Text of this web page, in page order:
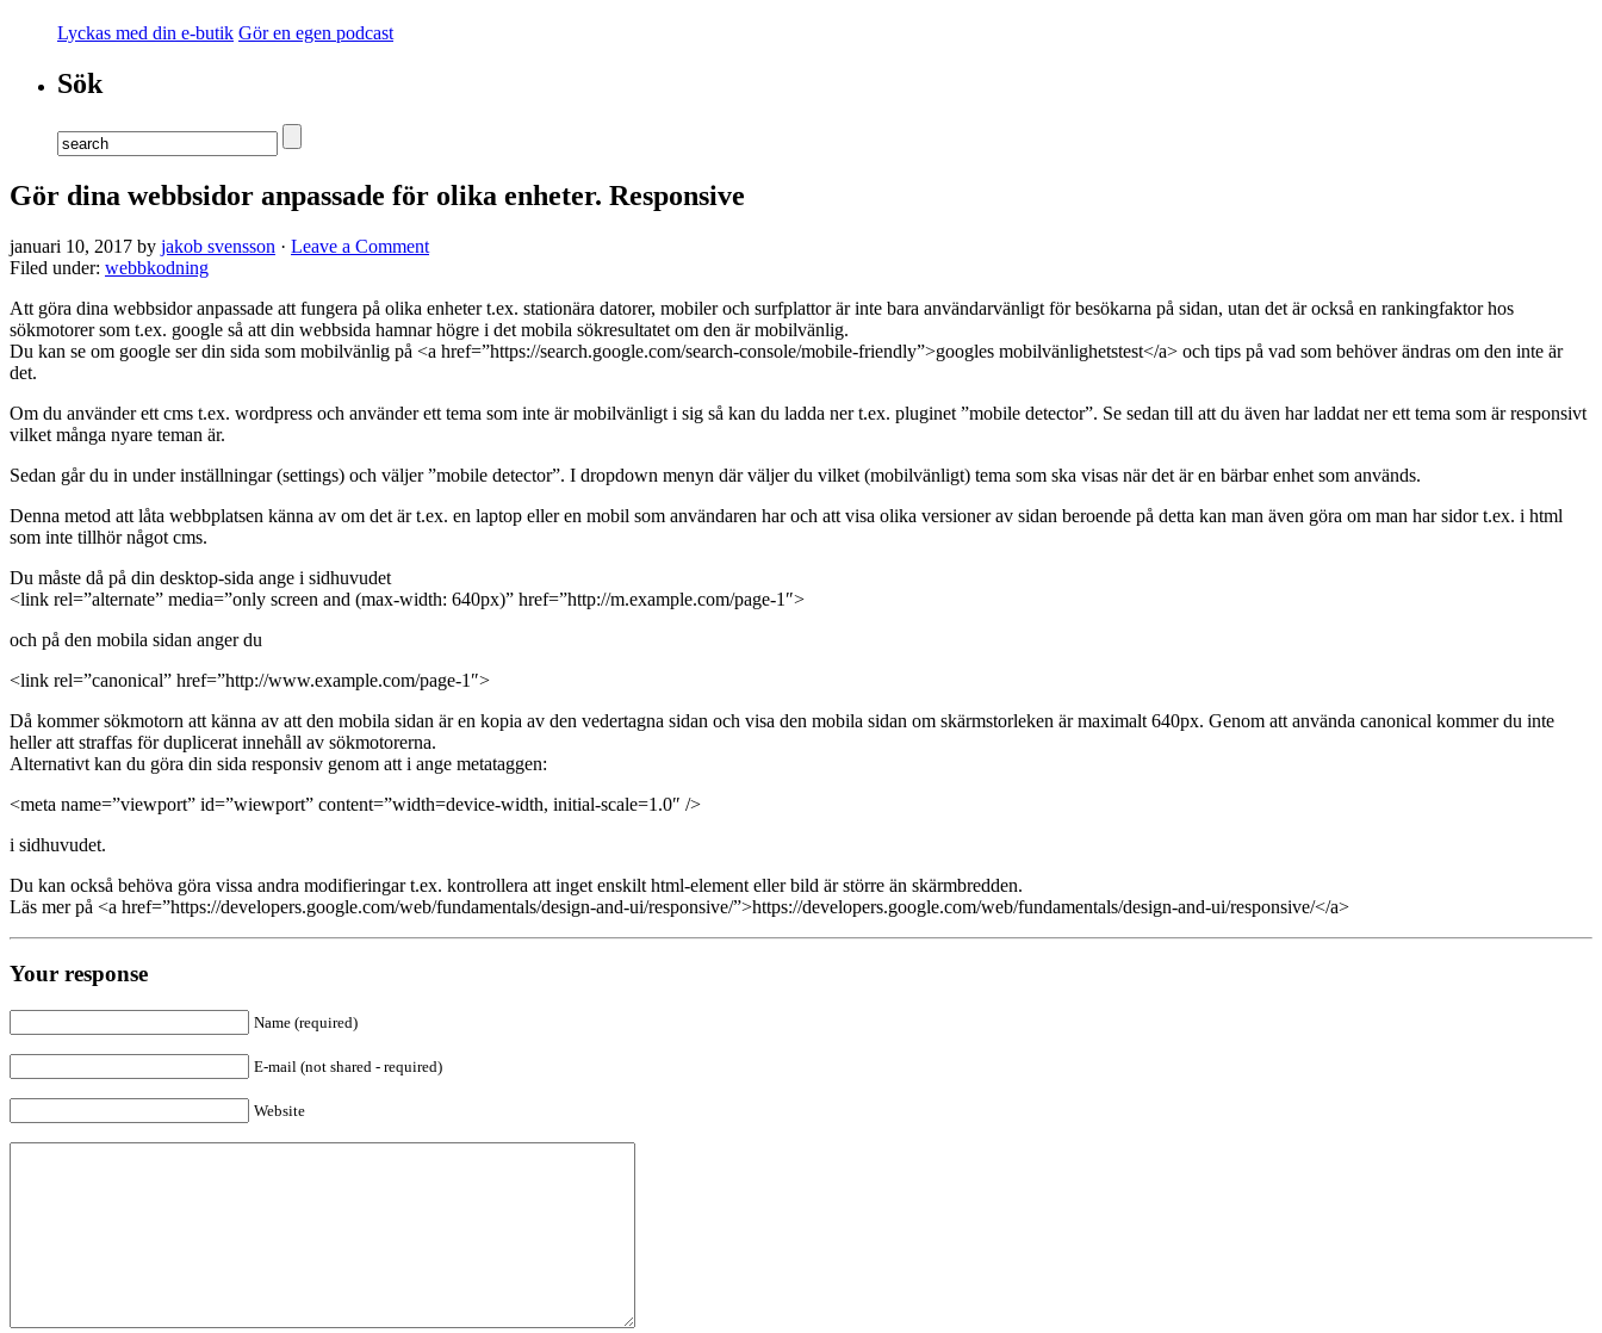
Lyckas med din e-butik Gör en egen podcast
Sök
Gör dina webbsidor anpassade för olika enheter. Responsive
januari 10, 2017 by jakob svensson · Leave a Comment
Filed under: webbkodning
Att göra dina webbsidor anpassade att fungera på olika enheter t.ex. stationära datorer, mobiler och surfplattor är inte bara användarvänligt för besökarna på sidan, utan det är också en rankingfaktor hos
sökmotorer som t.ex. google så att din webbsida hamnar högre i det mobila sökresultatet om den är mobilvänlig.
Du kan se om google ser din sida som mobilvänlig på <a href=”https://search.google.com/search-console/mobile-friendly”>googles mobilvänlighetstest</a> och tips på vad som behöver ändras om den inte är
det.
Om du använder ett cms t.ex. wordpress och använder ett tema som inte är mobilvänligt i sig så kan du ladda ner t.ex. pluginet ”mobile detector”. Se sedan till att du även har laddat ner ett tema som är responsivt
vilket många nyare teman är.
Sedan går du in under inställningar (settings) och väljer ”mobile detector”. I dropdown menyn där väljer du vilket (mobilvänligt) tema som ska visas när det är en bärbar enhet som används.
Denna metod att låta webbplatsen känna av om det är t.ex. en laptop eller en mobil som användaren har och att visa olika versioner av sidan beroende på detta kan man även göra om man har sidor t.ex. i html
som inte tillhör något cms.
Du måste då på din desktop-sida ange i sidhuvudet
<link rel=”alternate” media=”only screen and (max-width: 640px)” href=”http://m.example.com/page-1″>
och på den mobila sidan anger du
<link rel=”canonical” href=”http://www.example.com/page-1″>
Då kommer sökmotorn att känna av att den mobila sidan är en kopia av den vedertagna sidan och visa den mobila sidan om skärmstorleken är maximalt 640px. Genom att använda canonical kommer du inte
heller att straffas för duplicerat innehåll av sökmotorerna.
Alternativt kan du göra din sida responsiv genom att i ange metataggen:
<meta name=”viewport” id=”wiewport” content=”width=device-width, initial-scale=1.0″ />
i sidhuvudet.
Du kan också behöva göra vissa andra modifieringar t.ex. kontrollera att inget enskilt html-element eller bild är större än skärmbredden.
Läs mer på <a href=”https://developers.google.com/web/fundamentals/design-and-ui/responsive/”>https://developers.google.com/web/fundamentals/design-and-ui/responsive/</a>
Your response
Name (required)
E-mail (not shared - required)
Website